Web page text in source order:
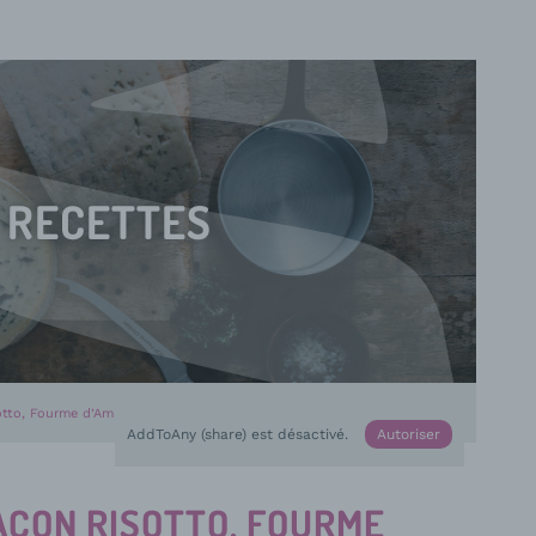
RECETTES
Fourme d’Ambert et œuf frit aux cheveux d’ange
AddToAny (share) est désactivé. Autoriser
RISOTTO, FOURME